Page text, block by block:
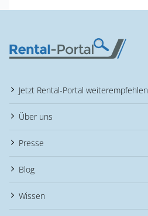
Jetzt Rental-Portal weiterempfehlen
Über uns
Presse
Blog
Wissen